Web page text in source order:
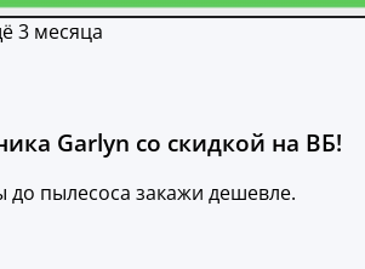
3 месяца
Garlyn со скидкой на ВБ!
пылесоса закажи дешевле.